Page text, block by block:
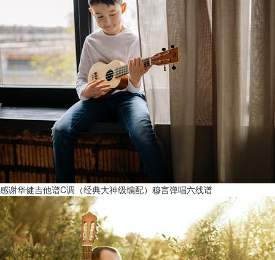
感谢华健吉他谱C调（经典大神级编配）穆言弹唱六线谱